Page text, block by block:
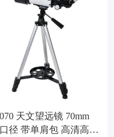
天文望远镜 70mm
径 带单肩包 高清高倍